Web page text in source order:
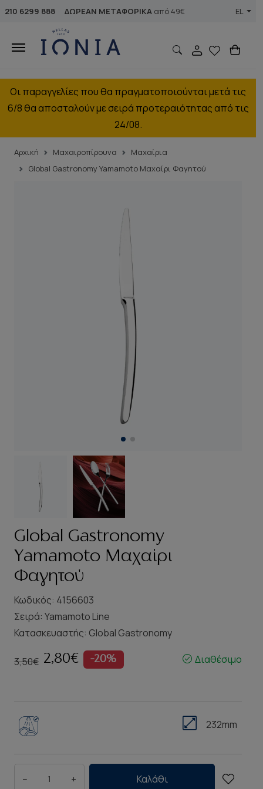
210 6299 888 ΔΩΡΕΑΝ ΜΕΤΑΦΟΡΙΚΑ από 49€ EL
Οι παραγγελίες που θα πραγματοποιούνται μετά τις
6/8 θα αποσταλούν με σειρά προτεραιότητας από τις
24/08.
Αρχική Μαχαιροπίρουνα
Μαχαίρια
Global Gastronomy Yamamoto Μαχαίρι Φαγητού
Global Gastronomy
Yamamoto Μαχαίρι
Φαγητού
Κωδικός: 4156603
Σειρά: Yamamoto Line
Κατασκευαστής: Global Gastronomy
3,50€ 2,80€ -20% Διαθέσιμο
232mm
− + Καλάθι